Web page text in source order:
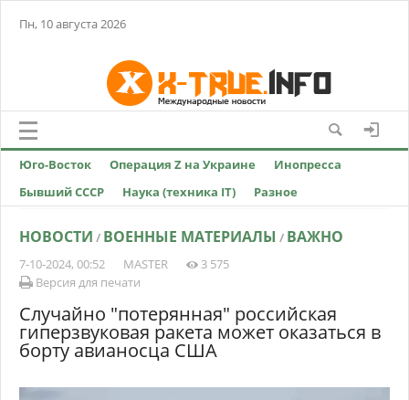
Пн, 10 августа 2026
Юго-Восток Операция Z на Украине
Инопресса
Бывший СССР
Наука (техника IT) Разное
НОВОСТИ / ВОЕННЫЕ МАТЕРИАЛЫ / ВАЖНО
7-10-2024, 00:52 MASTER
3 575
Версия для печати
Случайно "потерянная" российская
гиперзвуковая ракета может оказаться в
борту авианосца США